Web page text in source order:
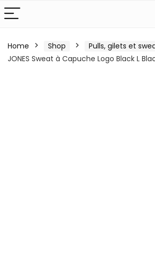
Home Shop Pulls, gilets et
JONES Sweat à Capuche Logo Black L